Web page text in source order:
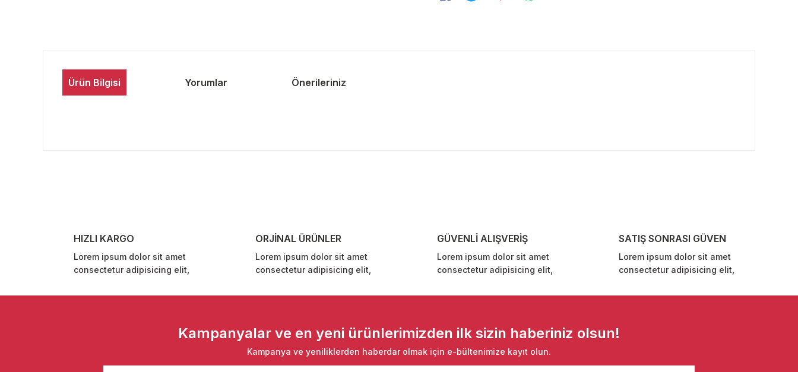
Ürün Bilgisi Yorumlar Önerileriniz
Bu ürüne benzer farklı alternatifler olmalı.
HIZLI KARGO
Lorem ipsum dolor sit amet
consectetur adipisicing elit,
ORJİNAL ÜRÜNLER
Lorem ipsum dolor sit amet
consectetur adipisicing elit,
GÜVENLİ ALIŞVERİŞ
Lorem ipsum dolor sit amet
consectetur adipisicing elit,
SATIŞ SONRASI GÜVEN
Lorem ipsum dolor sit amet
consectetur adipisicing elit,
Kampanyalar ve en yeni ürünlerimizden ilk sizin haberiniz olsun!
Kampanya ve yeniliklerden haberdar olmak için e-bültenimize kayıt olun.